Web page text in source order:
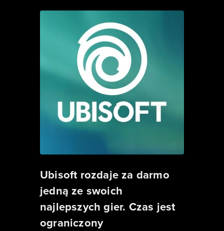
Ubisoft rozdaje za darmo
jedną ze swoich
najlepszych gier. Czas jest
ograniczony